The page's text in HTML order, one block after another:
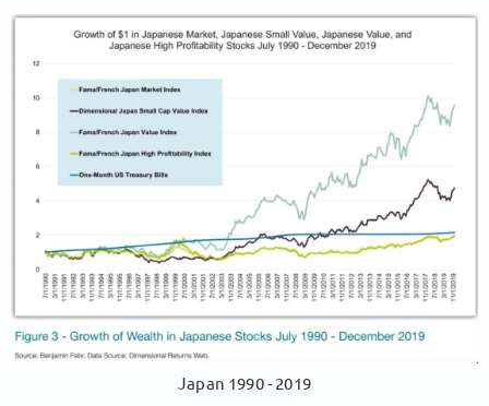
Japan 1990 - 2019